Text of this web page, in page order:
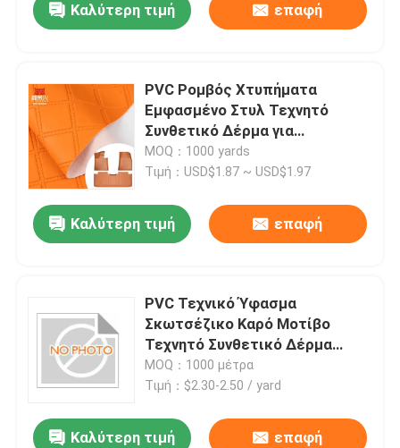
Καλύτερη τιμή επαφή
PVC Ρομβός Χτυπήματα
Εμφασμένο Στυλ Τεχνητό
Συνθετικό Δέρμα για
Αυτοκίνητο Πόδι Καροτσάκι
Καροτσάκι Διακοσμητική
ύφασμα
MOQ：1000 yards
Τιμή：USD$1.87 ~ USD$1.97
Καλύτερη τιμή επαφή
PVC Τεχνικό Ύφασμα
Σκωτσέζικο Καρό Μοτίβο
Τεχνητό Συνθετικό Δέρμα
Καναπές Τσάντα Παπούτσι
Κάθισμα Αυτοκινήτου Ζώνη
MOQ：1000 μέτρα
Τιμή：$2.30-2.50 / yard
Καλύτερη τιμή επαφή